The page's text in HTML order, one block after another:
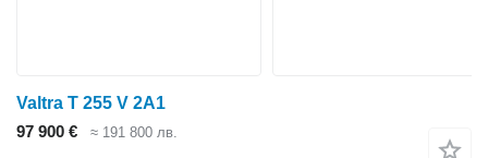
Valtra T 255 V 2A1
97 900 €
≈ 191 800 лв.